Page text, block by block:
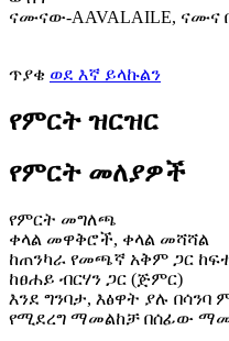
ናሙናው-AAVALAILE, ናሙና
ጥያቄ ወደ እኛ ይላኩልን
የምርት ዝርዝር
የምርት መለያዎች
የምርት መግለጫ
ቀላል መዋቅሮች, ቀላል መሻሻል
ከጠንካራ የመጫኛ አቅም ጋር
ከፀሐይ ብርሃን ጋር (ጅምር)
እንደ ግንባታ, እፅዋት ያሉ
የሚደረግ ማመልከቻ በሰፊው